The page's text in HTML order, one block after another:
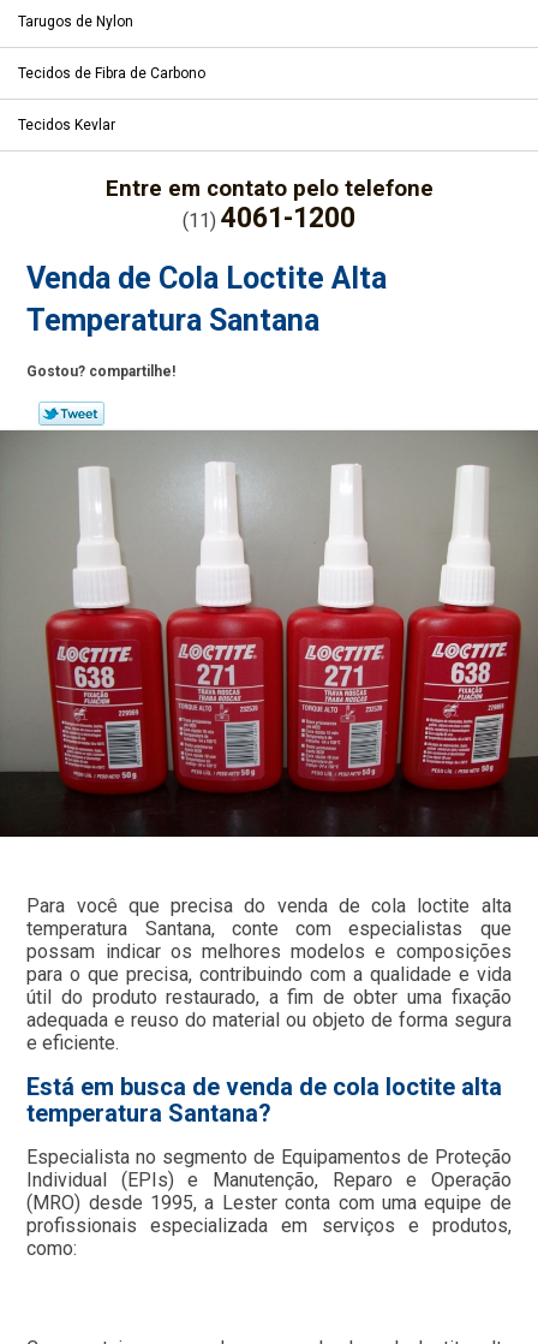
Tarugos de Nylon
Tecidos de Fibra de Carbono
Tecidos Kevlar
Entre em contato pelo telefone
(11) 4061-1200
Venda de Cola Loctite Alta
Temperatura Santana
Gostou? compartilhe!
Para você que precisa do venda de cola loctite alta
temperatura Santana, conte com especialistas que
possam indicar os melhores modelos e composições
para o que precisa, contribuindo com a qualidade e vida
útil do produto restaurado, a fim de obter uma fixação
adequada e reuso do material ou objeto de forma segura
e eficiente.
Está em busca de venda de cola loctite alta
temperatura Santana?
Especialista no segmento de Equipamentos de Proteção
Individual (EPIs) e Manutenção, Reparo e Operação
(MRO) desde 1995, a Lester conta com uma equipe de
profissionais especializada em serviços e produtos,
como: